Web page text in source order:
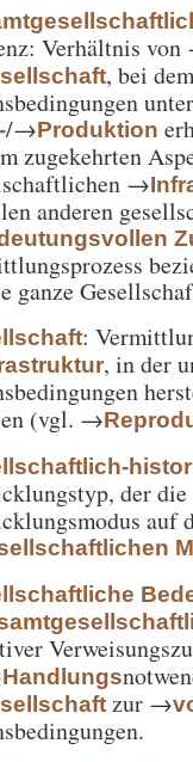
Verhältnis
, bei
/→Produktion
zugekehrten
→
anderen
ganze
:
, in der
(vgl. →
der
auf
Handlungs
zur →